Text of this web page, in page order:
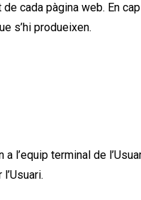
cada pàgina web. En
s’hi produeixen.
a l’equip terminal de